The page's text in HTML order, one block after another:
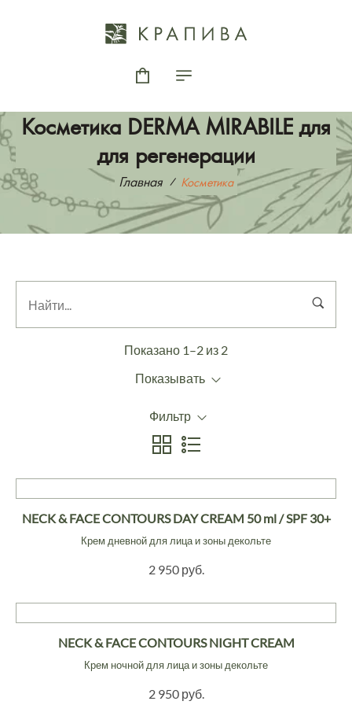
Косметика DERMA MIRABILE для
для регенерации
Главная Косметика
Показано 1–2 из 2
Показывать
Фильтр
NECK & FACE CONTOURS DAY CREAM 50 ml / SPF 30+
Крем дневной для лица и зоны декольте
2 950 руб.
NECK & FACE CONTOURS NIGHT CREAM
Крем ночной для лица и зоны декольте
2 950 руб.